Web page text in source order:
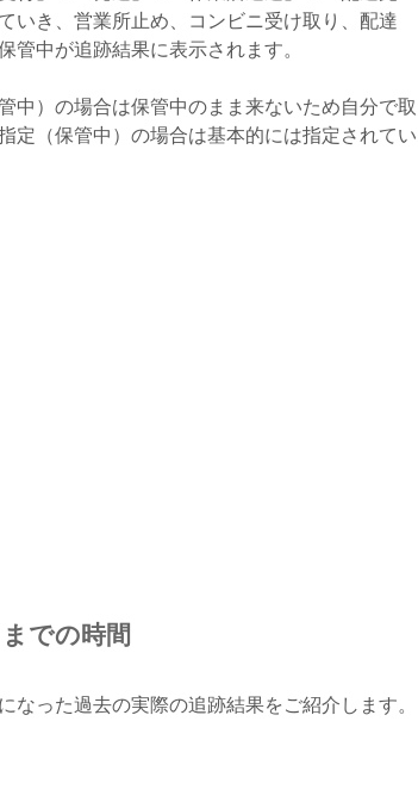
いき、営業所止め、コンビニ受け取り、配達
管中が追跡結果に表示されます。
中）の場合は保管中のまま来ないため自分で取
定（保管中）の場合は基本的には指定されてい
での時間
なった過去の実際の追跡結果をご紹介します。